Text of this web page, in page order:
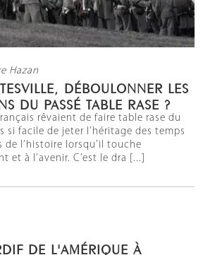
Hazan
DÉBOULONNER LES
DU PASSÉ TABLE RASE ?
rêvaient de faire table rase du
si facile de jeter l’héritage des temps
de l’histoire lorsqu’il touche
et à l’avenir. C’est le dra [...]
DE L'AMÉRIQUE À